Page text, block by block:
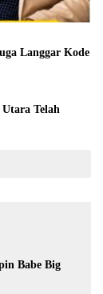
Langgar Kode
Telah
Babe Big